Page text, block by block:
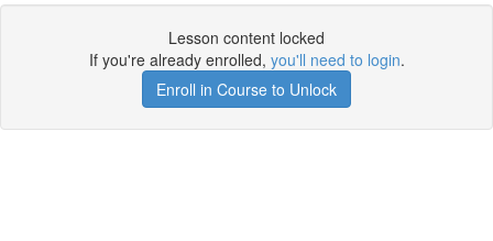
Lesson content locked
If you're already enrolled, you'll need to login.
Enroll in Course to Unlock